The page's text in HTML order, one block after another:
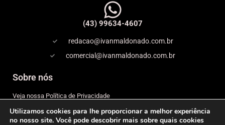
(43) 99634-4607
redacao@ivanmaldonado.com.br
comercial@ivanmaldonado.com.br
Sobre nós
Veja nossa Política de Privacidade
Copyright
Utilizamos cookies para lhe proporcionar a melhor experiência
no nosso site. Você pode descobrir mais sobre quais cookies